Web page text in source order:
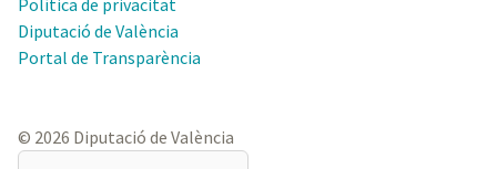
Política de privacitat
Diputació de València
Portal de Transparència
© 2026 Diputació de València